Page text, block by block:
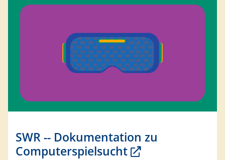
SWR -- Dokumentation zu
Computerspielsucht